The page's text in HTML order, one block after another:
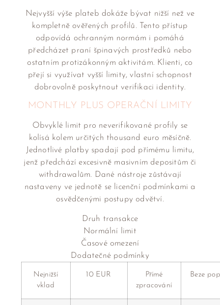
Nejvyšší výše plateb dokáže bývat nižší než ve
kompletně ověřených profilů. Tento přístup
odpovídá ochranným normám i pomáhá
předcházet praní špinavých prostředků nebo
ostatním protizákonným aktivitám. Klienti, co
přejí si využívat vyšší limity, vlastní schopnost
dobrovolně poskytnout verifikaci identity.
MONTHLY PLUS OPERAČNÍ LIMITY
Obvyklé limit pro neverifikované profily se
kolísá kolem určitých thousand euro měsíčně.
Jednotlivé platby spadají pod přímému limitu,
jenž předchází excesivně masivním depositům či
withdrawalům. Dané nástroje zůstávají
nastaveny ve jednotě se licenční podmínkami a
osvědčenými postupy odvětví.
Druh transakce
Normální limit
Časové omezení
Dodatečné podmínky
Nejnižší
vklad
10 EUR
Přímé
zpracování
Beze